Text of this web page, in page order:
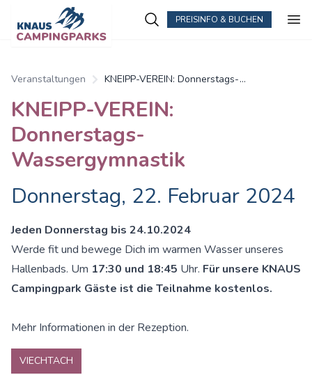
PREISINFO & BUCHEN
Veranstaltungen
KNEIPP-VEREIN: Donnerstags-
KNEIPP-VEREIN:
Donnerstags-
Wassergymnastik
Donnerstag, 22. Februar 2024
Jeden Donnerstag bis 24.10.2024
Werde fit und bewege Dich im warmen Wasser unseres
Hallenbads. Um 17:30 und 18:45 Uhr. Für unsere KNAUS
Campingpark Gäste ist die Teilnahme kostenlos.
Mehr Informationen in der Rezeption.
VIECHTACH